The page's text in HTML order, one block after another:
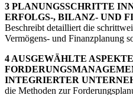
3 PLANUNGSSCHRITTE
ERFOLGS-, BILANZ- UND
Beschreibt detailliert die
Vermögens- und Finanzplanung
4 AUSGEWÄHLTE
INTEGRIERTER
die Methoden zur